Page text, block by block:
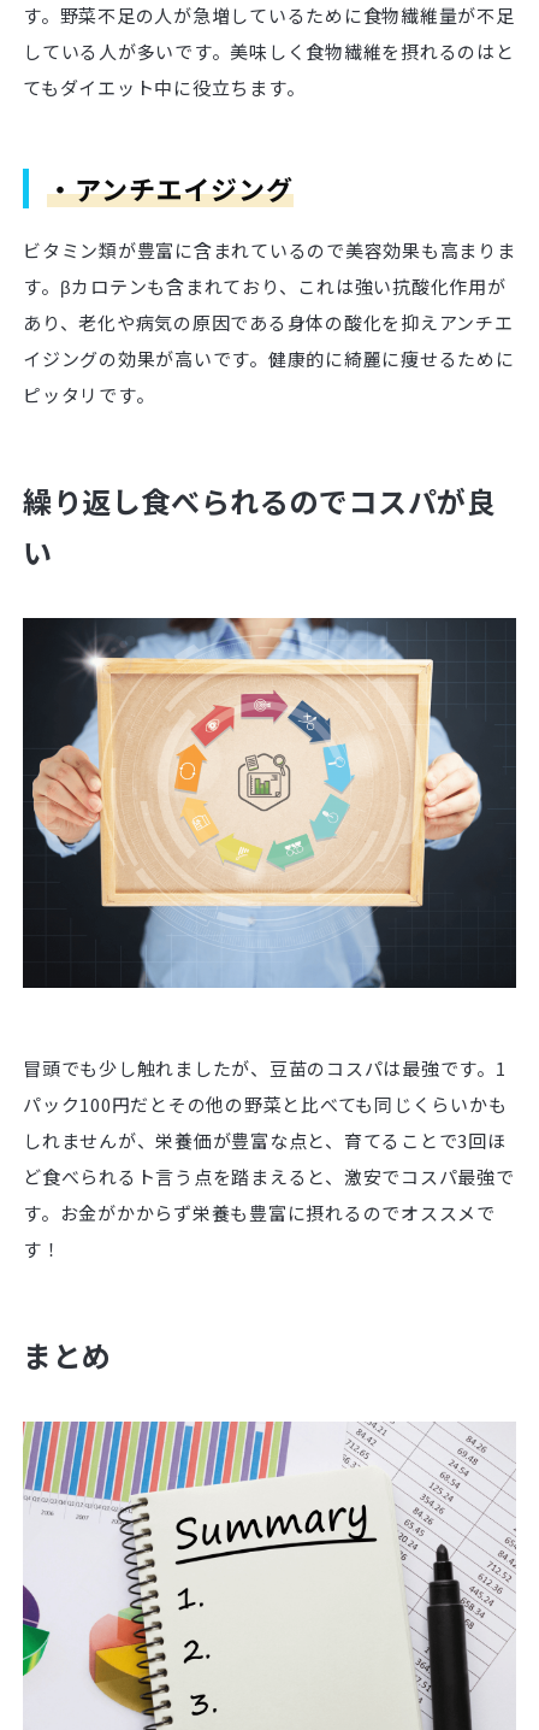
す。野菜不足の人が急増しているために食物繊維量が不足
している人が多いです。美味しく食物繊維を摂れるのはと
てもダイエット中に役立ちます。
・アンチエイジング
ビタミン類が豊富に含まれているので美容効果も高まりま
す。βカロテンも含まれており、これは強い抗酸化作用が
あり、老化や病気の原因である身体の酸化を抑えアンチエ
イジングの効果が高いです。健康的に綺麗に痩せるために
ピッタリです。
繰り返し食べられるのでコスパが良
い
冒頭でも少し触れましたが、豆苗のコスパは最強です。1
パック100円だとその他の野菜と比べても同じくらいかも
しれませんが、栄養価が豊富な点と、育てることで3回ほ
ど食べられるト言う点を踏まえると、激安でコスパ最強で
す。お金がかからず栄養も豊富に摂れるのでオススメで
す！
まとめ